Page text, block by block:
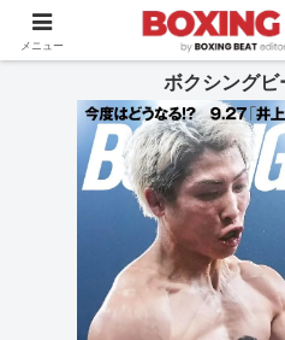
BOXING BEAT [ボクシン
ボクシングビ
メニュー